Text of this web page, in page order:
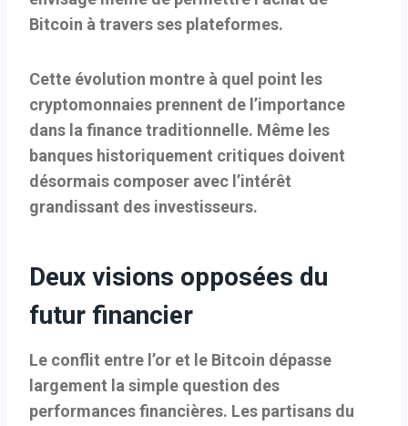
Bitcoin à travers ses plateformes.
Cette évolution montre à quel point les
cryptomonnaies prennent de l’importance
dans la finance traditionnelle. Même les
banques historiquement critiques doivent
désormais composer avec l’intérêt
grandissant des investisseurs.
Deux visions opposées du
futur financier
Le conflit entre l’or et le Bitcoin dépasse
largement la simple question des
performances financières. Les partisans du